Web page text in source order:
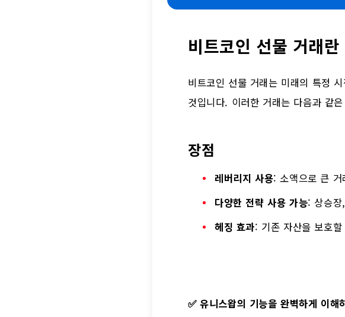
비트코인 선물 거래
비트코인 선물 거래는 미래의 특정
것입니다. 이러한 거래는 다음과 같
장점
레버리지 사용: 소액으로 큰
다양한 전략 사용 가능: 상승
헤징 효과: 기존 자산을 보호
✅유니스왑의 기능을 완벽하게 이